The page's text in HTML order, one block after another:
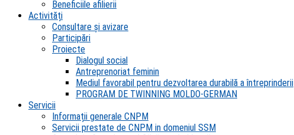
Beneficiile afilierii
Activități
Consultare și avizare
Participări
Proiecte
Dialogul social
Antreprenoriat feminin
Mediul favorabil pentru dezvoltarea durabilă a întreprinderii
PROGRAM DE TWINNING MOLDO-GERMAN
Servicii
Informații generale CNPM
Servicii prestate de CNPM in domeniul SSM